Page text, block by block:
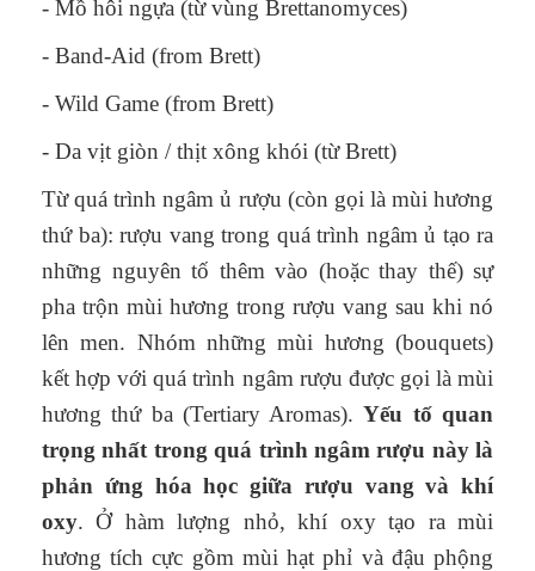
- Mồ hôi ngựa (từ vùng Brettanomyces)
- Band-Aid (from Brett)
- Wild Game (from Brett)
- Da vịt giòn / thịt xông khói (từ Brett)
Từ quá trình ngâm ủ rượu (còn gọi là mùi hương
thứ ba): rượu vang trong quá trình ngâm ủ tạo ra
những nguyên tố thêm vào (hoặc thay thế) sự
pha trộn mùi hương trong rượu vang sau khi nó
lên men. Nhóm những mùi hương (bouquets)
kết hợp với quá trình ngâm rượu được gọi là mùi
hương thứ ba (Tertiary Aromas).Yếu tố quan
trọng nhất trong quá trình ngâm rượu này là
phản ứng hóa học giữa rượu vang và khí
oxy. Ở hàm lượng nhỏ, khí oxy tạo ra mùi
hương tích cực gồm mùi hạt phỉ và đậu phộng